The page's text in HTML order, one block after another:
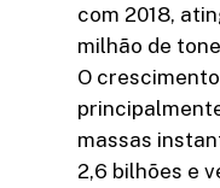
com 2018,
milhão de
O
massas
2,6 bilhões e